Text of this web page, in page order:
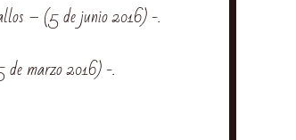
– (5 de junio 2016) -.
marzo 2016) -.